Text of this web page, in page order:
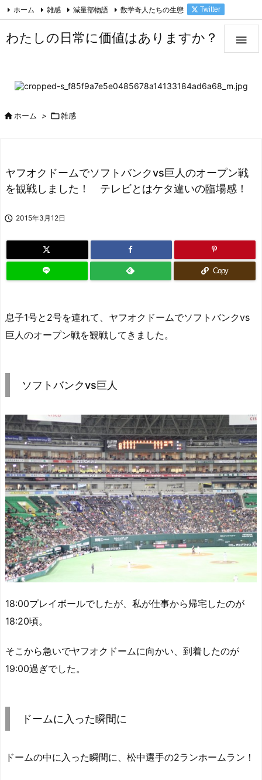

ホーム 雑感 減量部物語 数学奇人たちの生態 Twitter
わたしの日常に価値はありますか？
ホーム > 雑感
ヤフオクドームでソフトバンクvs巨人のオープン戦
を観戦しました！ テレビとはケタ違いの臨場感！
 2015年3月12日
Copy
息子1号と2号を連れて、ヤフオクドームでソフトバンクvs
巨人のオープン戦を観戦してきました。
ソフトバンクvs巨人
18:00プレイボールでしたが、私が仕事から帰宅したのが
18:20頃。
そこから急いでヤフオクドームに向かい、到着したのが
19:00過ぎでした。
ドームに入った瞬間に
ドームの中に入った瞬間に、松中選手の2ランホームラン！